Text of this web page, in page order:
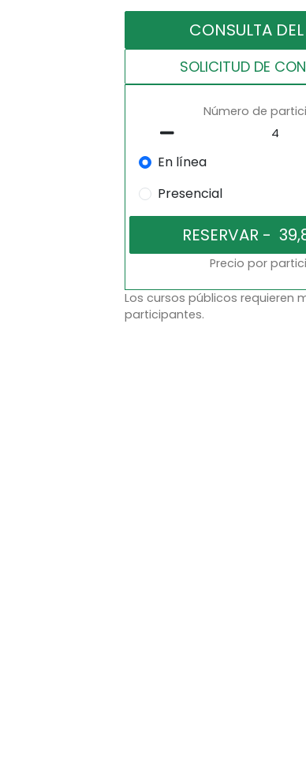
CONSULTA
SOLICITUD DE
Número de
En línea
Presencial
Precio por
Los cursos públicos requieren
participantes.